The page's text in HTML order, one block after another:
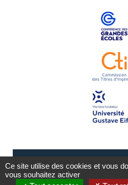
Ce site utilise des cookies et vous
vous souhaitez activer